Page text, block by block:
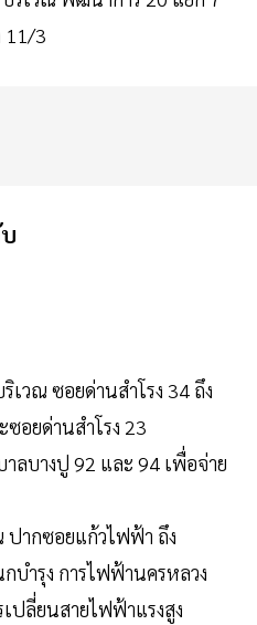
11/3
เวณ ซอยด่านสำโรง 34 ถึง
ซอยด่านสำโรง 23
ลบางปู 92 และ 94 เพื่อจ่าย
ากซอยแก้วไฟฟ้า ถึง
บำรุง การไฟฟ้านครหลวง
ปลี่ยนสายไฟฟ้าแรงสูง